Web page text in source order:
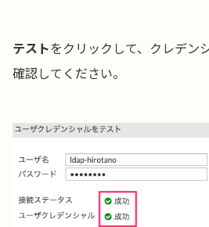
テストをクリックして、クレデン
確認してください。